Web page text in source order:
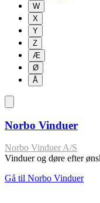
W
X
Y
Z
Æ
Ø
Å
Norbo Vinduer
Norbo Vinduer A/S
Vinduer og døre efter
Gå til Norbo Vinduer